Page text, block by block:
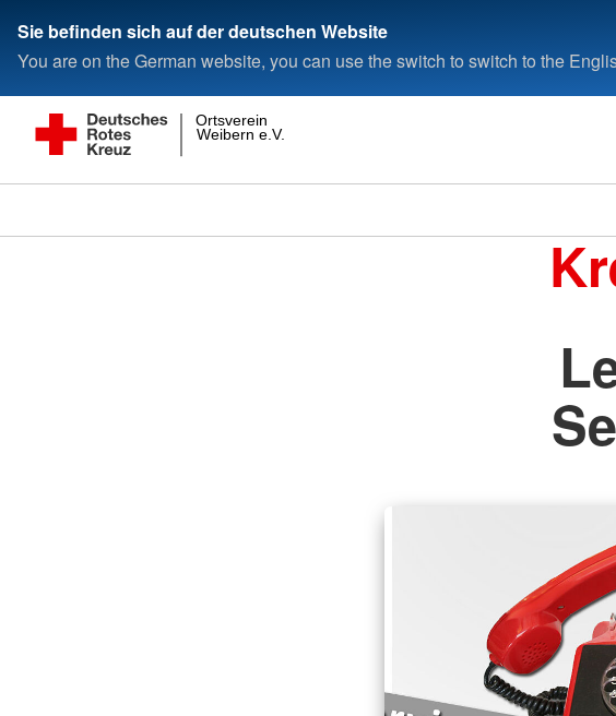
Sie befinden sich auf der deutschen Website
You are on the German website, you can use the switch to switch to the
Weibern e.V.
Ortsverein